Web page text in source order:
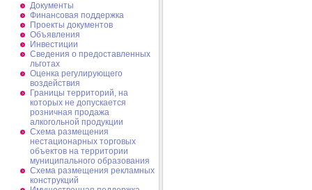
Документы
Финансовая поддержка
Проекты документов
Объявления
Инвестиции
Сведения о предоставленных
льготах
Оценка регулирующего
воздействия
Границы территорий, на
которых не допускается
розничная продажа
алкогольной продукции
Схема размещения
нестационарных торговых
объектов на территории
муниципального образования
Схема размещения рекламных
конструкций